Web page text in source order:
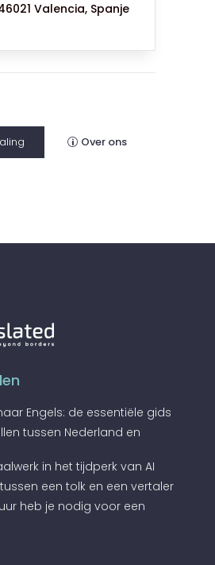
Valencia, Spanje
Over ons
Engels: de essentiële gids
tussen Nederland en
in het tijdperk van AI
een tolk en een vertaler
heb je nodig voor een